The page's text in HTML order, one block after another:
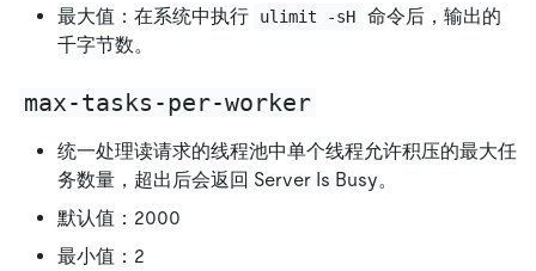
最大值：在系统中执行
ulimit -sH
命令后，输出的
千字节数。
max-tasks-per-worker
统一处理读请求的线程池中单个线程允许积压的最大任
务数量，超出后会返回 Server Is Busy。
默认值：2000
最小值：2